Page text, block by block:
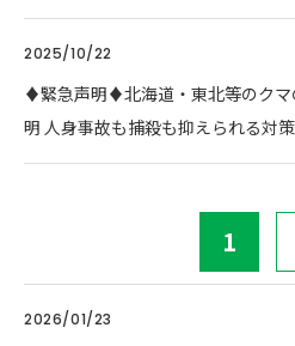
2025/10/22
♦️緊急声明♦️北海道・東北等のクマ
明 人身事故も捕殺も抑えられる対
1
2026/01/23